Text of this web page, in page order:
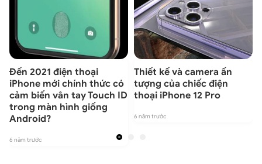
Đến 2021 điện thoại
iPhone mới chính thức có
cảm biến vân tay Touch ID
trong màn hình giống
Android?
6 năm trước
Thiết kế và camera ấn
tượng của chiếc điện
thoại iPhone 12 Pro
6 năm trước